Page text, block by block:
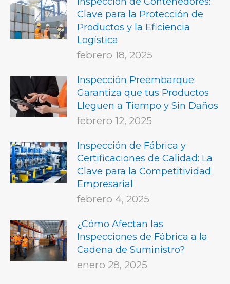
Clave para la Protección de
Productos y la Eficiencia
Logística
febrero 18, 2025
Inspección Preembarque:
Garantiza que tus Productos
Lleguen a Tiempo y Sin Daños
febrero 12, 2025
Inspección de Fábrica y
Certificaciones de Calidad: La
Clave para la Competitividad
Empresarial
febrero 4, 2025
¿Cómo Afectan las
Inspecciones de Fábrica a la
Cadena de Suministro?
enero 28, 2025